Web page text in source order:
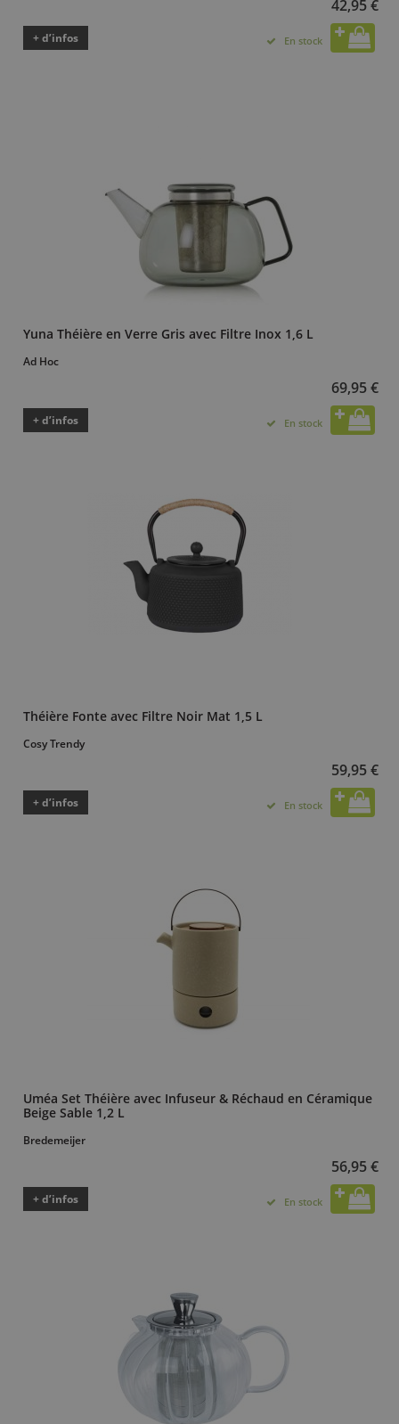
42,95 €
+ d’infos En stock
Yuna Théière en Verre Gris avec Filtre Inox 1,6 L
Ad Hoc
69,95 €
+ d’infos En stock
Théière Fonte avec Filtre Noir Mat 1,5 L
Cosy Trendy
59,95 €
+ d’infos En stock
Uméa Set Théière avec Infuseur & Réchaud en Céramique
Beige Sable 1,2 L
Bredemeijer
56,95 €
+ d’infos En stock